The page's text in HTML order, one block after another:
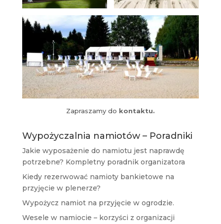
Zapraszamy do kontaktu.
Wypożyczalnia namiotów – Poradniki
Jakie wyposażenie do namiotu jest naprawdę
potrzebne? Kompletny poradnik organizatora
Kiedy rezerwować namioty bankietowe na
przyjęcie w plenerze?
Wypożycz namiot na przyjęcie w ogrodzie.
Wesele w namiocie – korzyści z organizacji